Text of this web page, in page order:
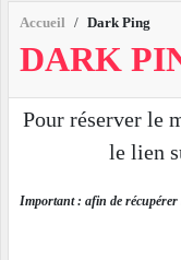
Accueil Dark Ping
DARK
Pour réserver le
le lien
Important : afin de récupérer